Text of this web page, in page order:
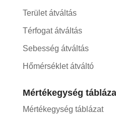
Terület átváltás
Térfogat átváltás
Sebesség átváltás
Hőmérséklet átváltó
Mértékegység
Mértékegység táblázat